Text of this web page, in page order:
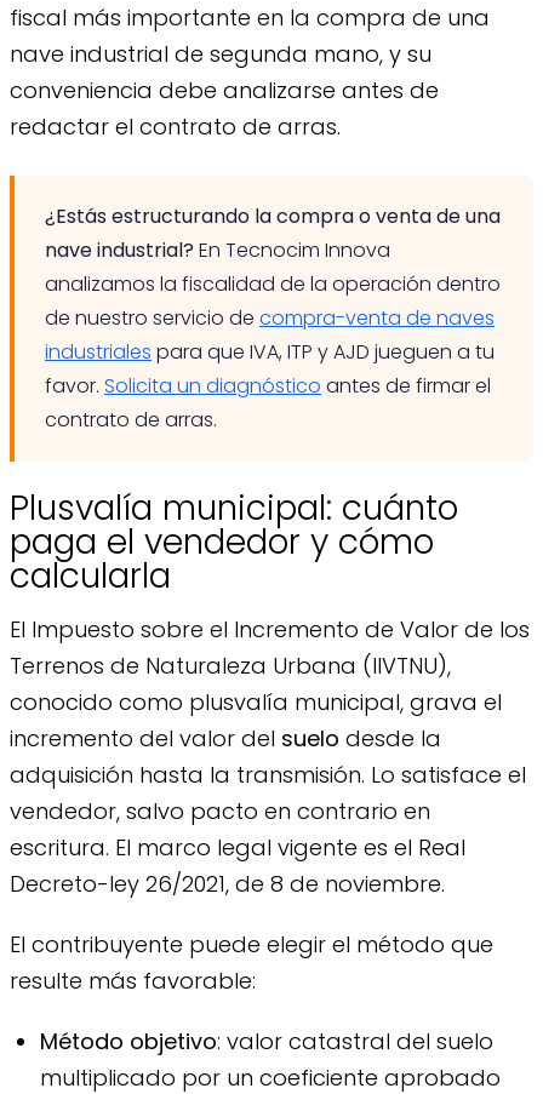
fiscal más importante en la compra de una
nave industrial de segunda mano, y su
conveniencia debe analizarse antes de
redactar el contrato de arras.
¿Estás estructurando la compra o venta de una
nave industrial? En Tecnocim Innova
analizamos la fiscalidad de la operación dentro
de nuestro servicio de compra-venta de naves
industriales para que IVA, ITP y AJD jueguen a tu
favor. Solicita un diagnóstico antes de firmar el
contrato de arras.
Plusvalía municipal: cuánto
paga el vendedor y cómo
calcularla
El Impuesto sobre el Incremento de Valor de los
Terrenos de Naturaleza Urbana (IIVTNU),
conocido como plusvalía municipal, grava el
incremento del valor del suelo desde la
adquisición hasta la transmisión. Lo satisface el
vendedor, salvo pacto en contrario en
escritura. El marco legal vigente es el Real
Decreto-ley 26/2021, de 8 de noviembre.
El contribuyente puede elegir el método que
resulte más favorable:
Método objetivo: valor catastral del suelo
multiplicado por un coeficiente aprobado